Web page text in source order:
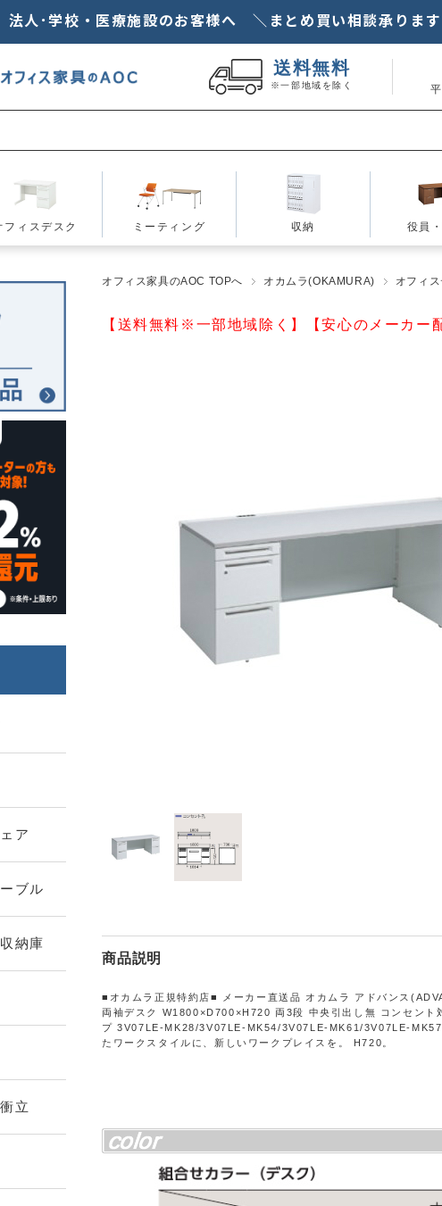
法人･学校・医療施設のお客様へ ＼まとめ買い相談承りま
送料無料
※一部地域を除く
フィスデスク ミーティング 収納 役員
オフィス家具のAOC TOPへ オカムラ(OKAMURA) オフィス
【送料無料※一部地域除く】【安心のメーカー
商品説明
■オカムラ正規特約店■ メーカー直送品 オカムラ アドバンス
両袖デスク W1800×D700×H720 両3段 中央引出し無 コンセント
プ 3V07LE-MK28/3V07LE-MK54/3V07LE-MK61/3V07LE-MK57
たワークスタイルに、新しいワークプレイスを。 H720。
ア
ブル
納庫
立